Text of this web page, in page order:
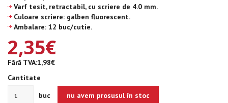
Varf tesit, retractabil, cu scriere de 4.0 mm.
Culoare scriere: galben fluorescent.
Ambalare: 12 buc/cutie.
2,35€
Fără TVA:1,98€
Cantitate
buc
nu avem prosusul în stoc